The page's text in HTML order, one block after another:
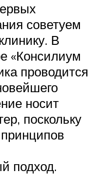
советуем
В
«Консилиум
проводится
носит
поскольку
подход.